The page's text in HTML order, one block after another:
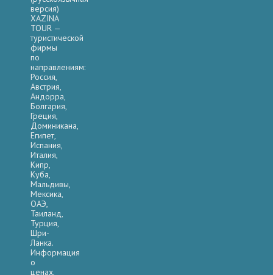
версия)
XAZINA
TOUR —
туристической
фирмы
по
направлениям:
Россия,
Австрия,
Андорра,
Болгария,
Греция,
Доминикана,
Египет,
Испания,
Италия,
Кипр,
Куба,
Мальдивы,
Мексика,
ОАЭ,
Таиланд,
Турция,
Шри-
Ланка.
Информация
о
ценах,